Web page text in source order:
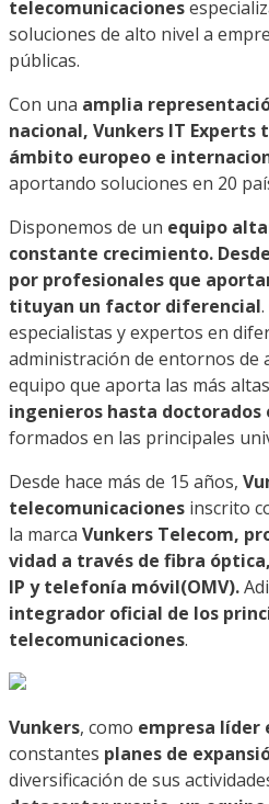
telecomunicaciones
soluciones de alto nivel a
públicas.
Con una amplia
nacional, Vunkers IT Experts
ámbito europeo e
aportando soluciones en 20
Disponemos de un equipo
constante crecimiento.
por profesionales que
tituyan un factor diferencial
especialistas y expertos en
administración de entornos de
equipo que aporta las más
ingenieros hasta
formados en las principales
Desde hace más de 15 años,
telecomunicaciones inscrito
la marca Vunkers Telecom,
vidad a través de fibra
IP y telefonía móvil(OMV).
integrador oficial de los
telecomunicaciones.
Vunkers, como empresa líder
constantes planes de
diversificación de sus